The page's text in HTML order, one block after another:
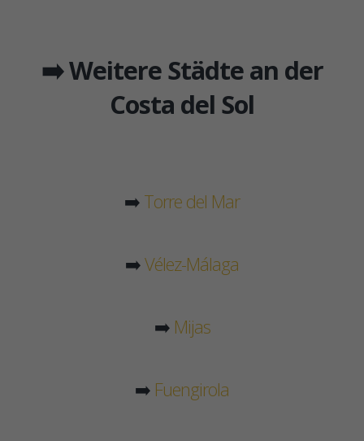
➡️ Weitere Städte an der
Costa del Sol
➡️ Torre del Mar
➡️Vélez-Málaga
➡️ Mijas
➡️ Fuengirola